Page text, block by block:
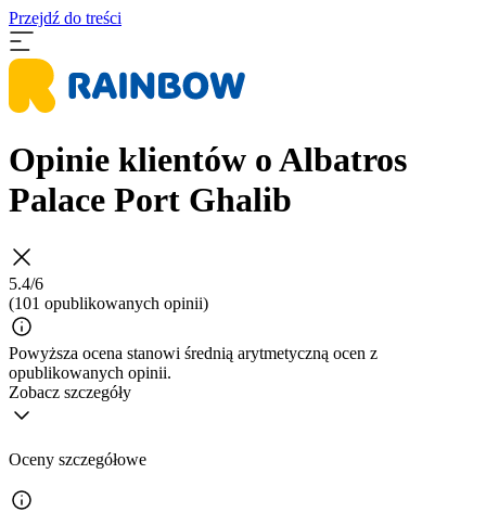
Przejdź do treści
Opinie klientów o Albatros
Palace Port Ghalib
5.4/6
(101 opublikowanych opinii)
Powyższa ocena stanowi średnią arytmetyczną ocen z
opublikowanych opinii.
Zobacz szczegóły
Oceny szczegółowe